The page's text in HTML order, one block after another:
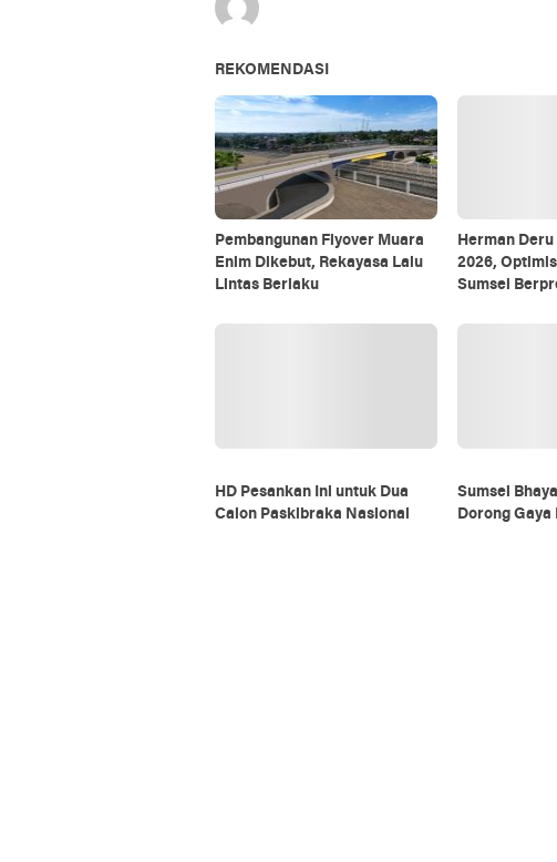
REKOMENDASI
Pembangunan Flyover Muara
Enim Dikebut, Rekayasa Lalu
Lintas Berlaku
Herman Deru
2026,
Sumsel
HD Pesankan Ini untuk Dua
Calon Paskibraka Nasional
Sumsel
Dorong Gaya